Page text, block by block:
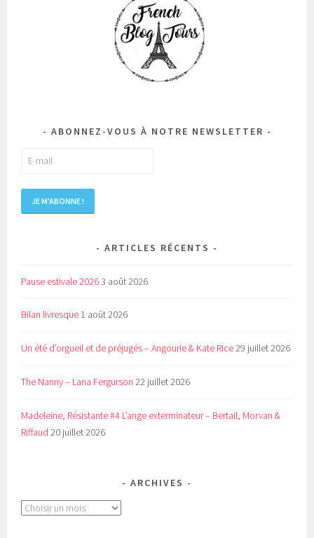
ABONNEZ-VOUS À NOTRE NEWSLETTER
ARTICLES RÉCENTS
Pause estivale 20263 août 2026
Bilan livresque 1 août 2026
Un été d’orgueil et de préjugés – Angourie & Kate Rice29 juillet 2026
The Nanny – Lana Fergurson 22 juillet 2026
Madeleine, Résistante #4 L’ange exterminateur – Bertail, Morvan &
Riffaud 20 juillet 2026
ARCHIVES
Archives